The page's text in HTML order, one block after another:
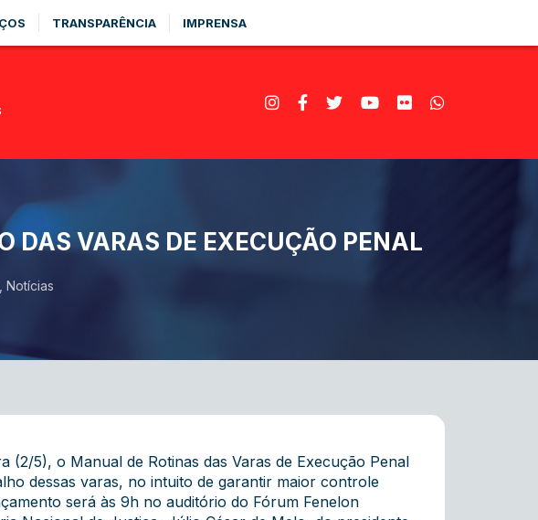
TRANSPARÊNCIA IMPRENSA
DAS VARAS DE EXECUÇÃO PENAL
Notícias
(2/5), o Manual de Rotinas das Varas de Execução Penal
dessas varas, no intuito de garantir maior controle
será às 9h no auditório do Fórum Fenelon